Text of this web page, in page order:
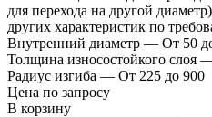
для перехода на другой
других характеристик по
Внутренний диаметр — От 50
Толщина износостойкого слоя
Радиус изгиба — От 225 до 900
Цена по запросу
В корзину